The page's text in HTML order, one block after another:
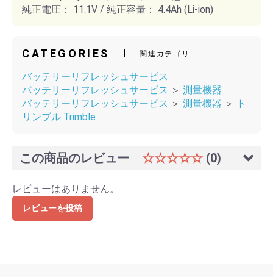
純正電圧： 11.1V / 純正容量： 4.4Ah (Li-ion)
CATEGORIES 関連カテゴリ
バッテリーリフレッシュサービス
バッテリーリフレッシュサービス ＞ 測量機器
バッテリーリフレッシュサービス ＞ 測量機器 ＞
ト
リンブル Trimble
この商品のレビュー ☆☆☆☆☆ (0)
レビューはありません。
レビューを投稿